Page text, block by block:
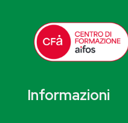
Informazioni